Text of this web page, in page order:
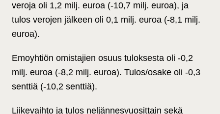
veroja oli 1,2 milj. euroa (-10,7 milj. euroa), ja
tulos verojen jälkeen oli 0,1 milj. euroa (-8,1 milj.
euroa).
Emoyhtiön omistajien osuus tuloksesta oli -0,2
milj. euroa (-8,2 milj. euroa). Tulos/osake oli -0,3
senttiä (-10,2 senttiä).
Liikevaihto ja tulos neljännesvuosittain sekä